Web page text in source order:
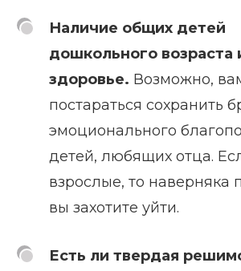
Наличие общих детей
дошкольного возраста
здоровье. Возможно,
постараться сохранить
эмоционального
детей, любящих отца.
взрослые, то наверняка
вы захотите уйти.
Есть ли твердая